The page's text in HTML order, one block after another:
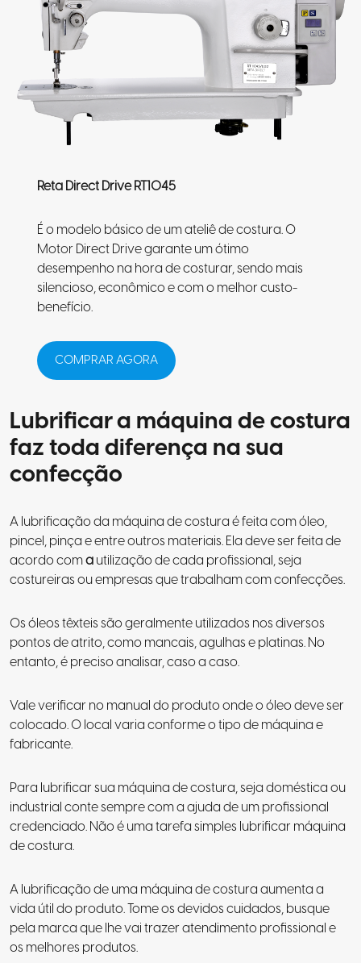
Reta Direct Drive RT1045
É o modelo básico de um ateliê de costura. O
Motor Direct Drive garante um ótimo
desempenho na hora de costurar, sendo mais
silencioso, econômico e com o melhor custo-
benefício.
COMPRAR AGORA
Lubrificar a máquina de costura
faz toda diferença na sua
confecção
A lubrificação da máquina de costuraé feita com óleo,
pincel, pinça e entre outros materiais. Ela deve ser feita de
acordo comautilização de cada profissional, seja
costureiras ou empresas que trabalham com confecções.
Os óleos têxteis são geralmente utilizados nos diversos
pontos de atrito, como mancais, agulhas e platinas. No
entanto, é preciso analisar, caso a caso.
Vale verificar no manual do produto onde o óleo deve ser
colocado. O local varia conforme o tipo de máquina e
fabricante.
Para lubrificar sua máquina de costura, seja doméstica ou
industrial conte sempre com a ajuda de um profissional
credenciado. Não é uma tarefa simples lubrificar máquina
de costura.
A lubrificação de uma máquina de costura aumenta a
vida útil do produto. Tome os devidos cuidados, busque
pela marca que lhe vai trazer atendimento profissional e
os melhores produtos.